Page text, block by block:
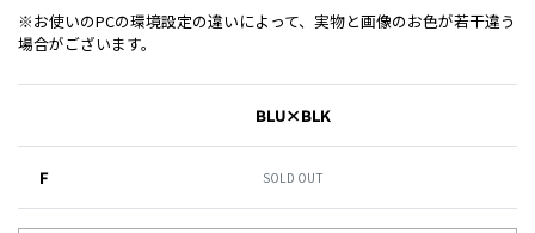
※お使いのPCの環境設定の違いによって、実物と画像のお色が若干違う
場合がございます。
BLU×BLK
F SOLD OUT